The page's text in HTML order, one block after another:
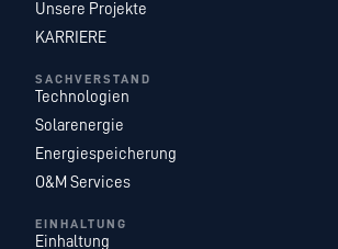
Unsere Projekte
KARRIERE
SACHVERSTAND
Technologien
Solarenergie
Energiespeicherung
O&M Services
EINHALTUNG
Einhaltung